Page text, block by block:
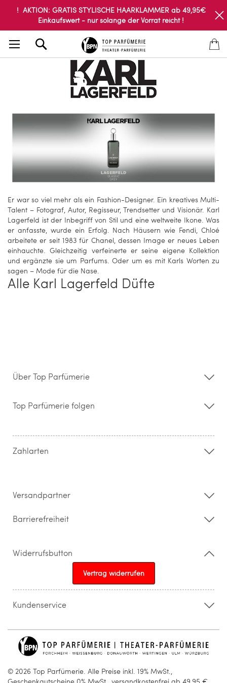
! AKTION: GRATIS STYLISCHE HAARKLAMMER ab 49,95€
Einkaufswert - nur solange der Vorrat reicht !
Er war so viel mehr als ein Fashion-Designer. Ein kreatives Multi-
Talent – Fotograf, Autor, Regisseur, Trendsetter und Visionär. Karl
Lagerfeld ist der Inbegriff von Stil und eine weltweite Ikone. Was
er anfasste, wurde ein Erfolg. Nach Häusern wie Fendi, Chloé
arbeitete er seit 1983 für Chanel, dessen Image er neues Leben
einhauchte. Gleichzeitig verfeinerte er seine eigene Kollektion
und ergänzte sie um Parfums. Oder um es mit Karls Worten zu
sagen – Mode für die Nase.
Alle Karl Lagerfeld Düfte
Über Top Parfümerie
Storefinder
Kontakt
Widerrufsrecht & Rückgabebedingungen
Top Parfümerie folgen
Zahlarten
Versandpartner
Barrierefreiheit
Widerrufsbutton
Vertrag widerrufen
Kundenservice
info@topparfuemerie.de
© 2026 Top Parfümerie. Alle Preise inkl. 19% MwSt.,